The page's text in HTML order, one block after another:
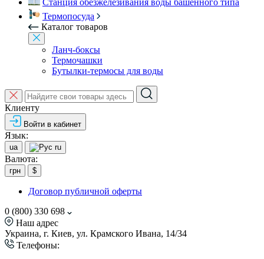
Станция обезжелезивания воды башенного типа
Термопосуда
Каталог товаров
Ланч-боксы
Термочашки
Бутылки-термосы для воды
Клиенту
Войти в кабинет
Язык:
ua ru
Валюта:
грн $
Договор публичной оферты
0 (800) 330 698
Наш адрес
Украина, г. Киев, ул. Крамского Ивана, 14/34
Телефоны: